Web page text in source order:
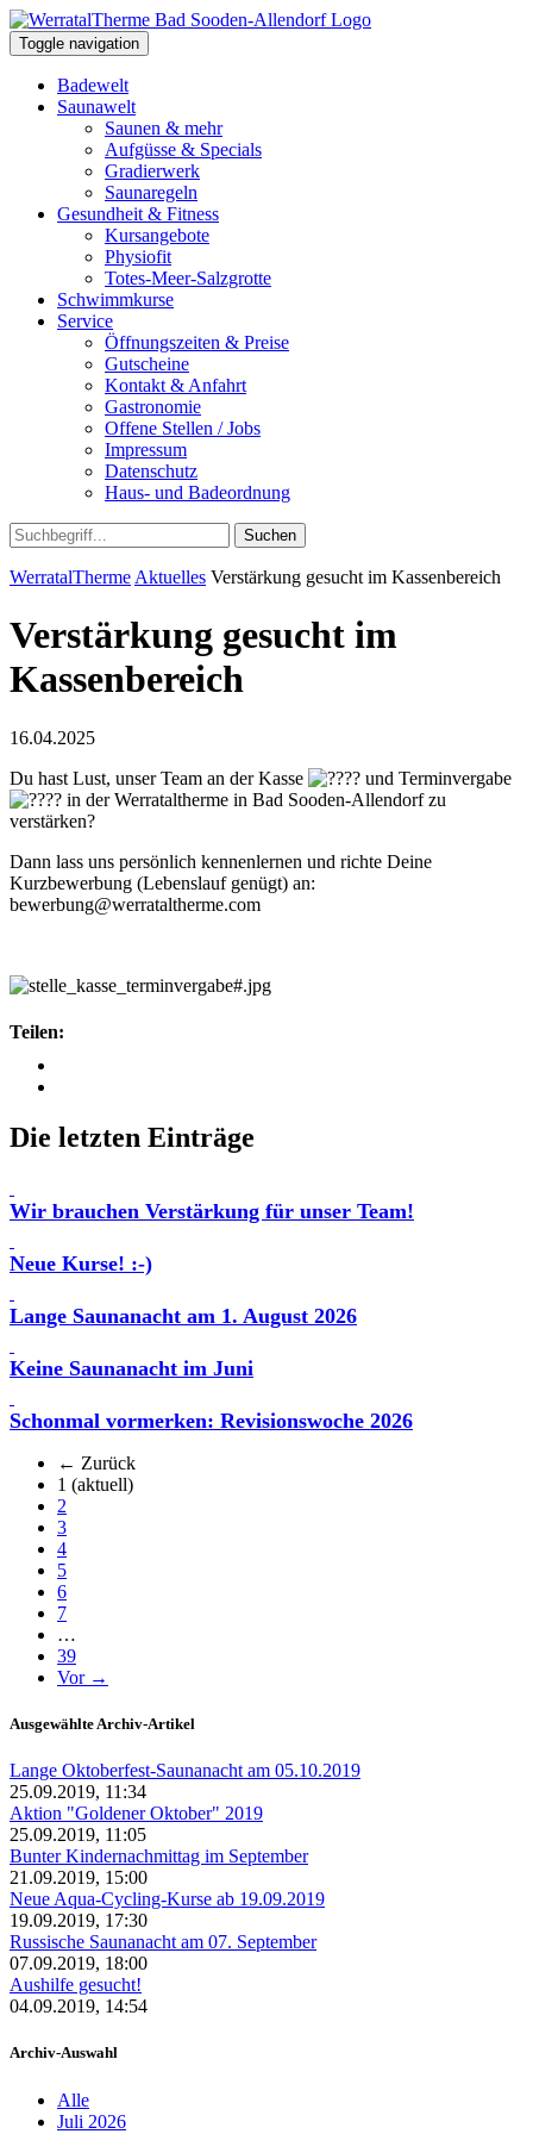
Toggle navigation
Badewelt
Saunawelt
Saunen & mehr
Aufgüsse & Specials
Gradierwerk
Saunaregeln
Gesundheit & Fitness
Kursangebote
Physiofit
Totes-Meer-Salzgrotte
Schwimmkurse
Service
Öffnungszeiten & Preise
Gutscheine
Kontakt & Anfahrt
Gastronomie
Offene Stellen / Jobs
Impressum
Datenschutz
Haus- und Badeordnung
Suchen
WerratalTherme Aktuelles Verstärkung gesucht im Kassenbereich
Verstärkung gesucht im
Kassenbereich
16.04.2025
Du hast Lust, unser Team an der Kasse
und Terminvergabe
in der Werrataltherme in Bad Sooden-Allendorf zu
verstärken?
Dann lass uns persönlich kennenlernen und richte Deine
Kurzbewerbung (Lebenslauf genügt) an:
bewerbung@werrataltherme.com
Teilen:
Die letzten Einträge
Wir brauchen Verstärkung für unser Team!
Neue Kurse! :-)
Lange Saunanacht am 1. August 2026
Keine Saunanacht im Juni
Schonmal vormerken: Revisionswoche 2026
← Zurück
1 (aktuell)
2
3
4
5
6
7
…
39
Vor →
Ausgewählte Archiv-Artikel
Lange Oktoberfest-Saunanacht am 05.10.2019
25.09.2019, 11:34
Aktion "Goldener Oktober" 2019
25.09.2019, 11:05
Bunter Kindernachmittag im September
21.09.2019, 15:00
Neue Aqua-Cycling-Kurse ab 19.09.2019
19.09.2019, 17:30
Russische Saunanacht am 07. September
07.09.2019, 18:00
Aushilfe gesucht!
04.09.2019, 14:54
Archiv-Auswahl
Alle
Juli 2026